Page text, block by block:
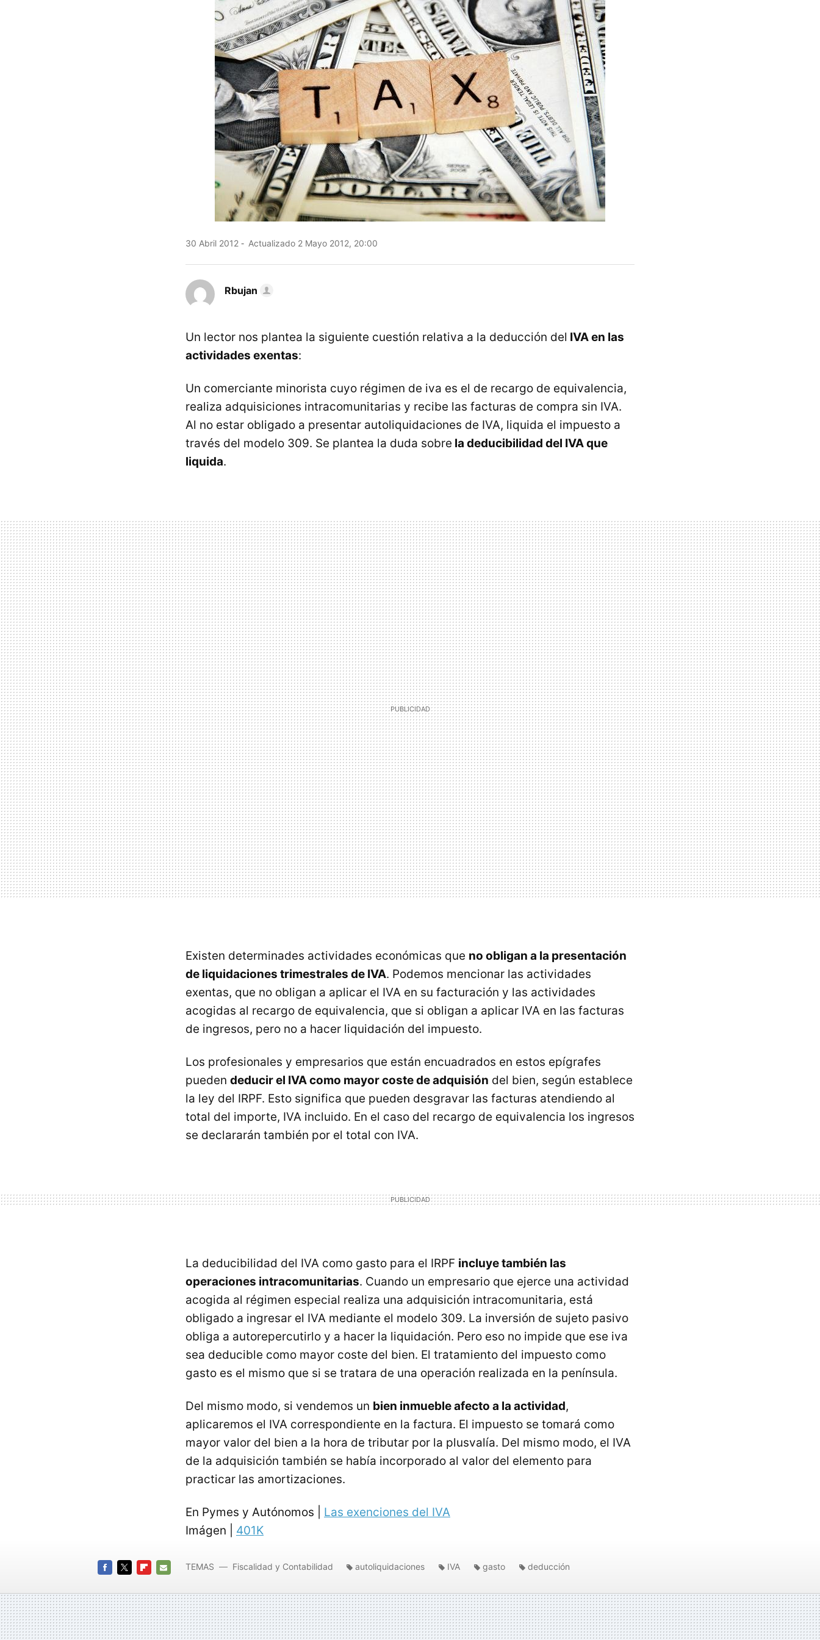
30 Abril 2012 Actualizado 2 Mayo 2012, 20:00
Rbujan
Un lector nos plantea la siguiente cuestión relativa a la deducción del IVAen las
actividades exentas:
Un comerciante minorista cuyo régimen de iva es el de recargo de equivalencia,
realiza adquisiciones intracomunitarias y recibe las facturas de compra sin IVA.
Al no estar obligado a presentar autoliquidaciones de IVA, liquida el impuesto a
través del modelo 309. Se plantea la duda sobre la deducibilidad del IVAque
liquida.
Existen determinades actividades económicas que no obligan a la presentación
de liquidaciones trimestrales de IVA. Podemos mencionar las actividades
exentas, que no obligan a aplicar el IVA en su facturación y las actividades
acogidas al recargo de equivalencia, que si obligan a aplicar IVA en las facturas
de ingresos, pero no a hacer liquidación del impuesto.
Los profesionales y empresarios que están encuadrados en estos epígrafes
pueden deducir el IVAcomo mayor coste de adquisión del bien, según establece
la ley del IRPF. Esto significa que pueden desgravar las facturas atendiendo al
total del importe, IVA incluido. En el caso del recargo de equivalencia los ingresos
se declararán también por el total con IVA.
La deducibilidad del IVA como gasto para el IRPF incluye también las
operaciones intracomunitarias. Cuando un empresario que ejerce una actividad
acogida al régimen especial realiza una adquisición intracomunitaria, está
obligado a ingresar el IVA mediante el modelo 309. La inversión de sujeto pasivo
obliga a autorepercutirlo y a hacer la liquidación. Pero eso no impide que ese iva
sea deducible como mayor coste del bien. El tratamiento del impuesto como
gasto es el mismo que si se tratara de una operación realizada en la península.
Del mismo modo, si vendemos un bien inmueble afecto a la actividad,
aplicaremos el IVA correspondiente en la factura. El impuesto se tomará como
mayor valor del bien a la hora de tributar por la plusvalía. Del mismo modo, el IVA
de la adquisición también se había incorporado al valor del elemento para
practicar las amortizaciones.
En Pymes y Autónomos | Las exenciones del IVA
Imágen | 401K
MAIL
TEMAS Fiscalidad y Contabilidad autoliquidaciones IVA gasto deducción